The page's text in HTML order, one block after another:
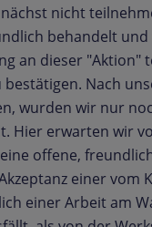
nicht
behandelt
an dieser "Aktion"
Nach
wurden wir nur
Hier erwarten wir
offene,
einer vom
einer Arbeit am